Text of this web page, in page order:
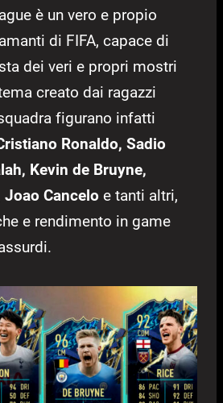
è un vero e propio
di FIFA, capace di
dei veri e propri mostri
creato dai ragazzi
figurano infatti
Ronaldo, Sadio
Kevin de Bruyne,
Cancelo e tanti altri,
e rendimento in game